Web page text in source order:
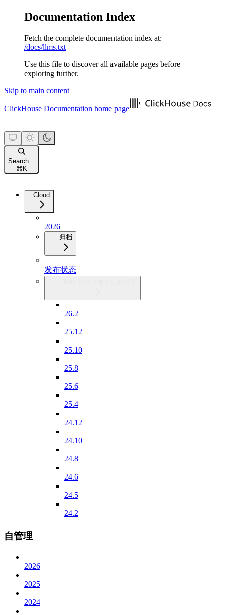
Documentation Index
Fetch the complete documentation index at:
/docs/llms.txt
Use this file to discover all available pages before
exploring further.
Skip to main content
ClickHouse Documentation home page
Search...
⌘ K
Cloud
2026
归档
发布状态
26.2
25.12
25.10
25.8
25.6
25.4
24.12
24.10
24.8
24.6
24.5
24.2
自管理
2026
2025
2024